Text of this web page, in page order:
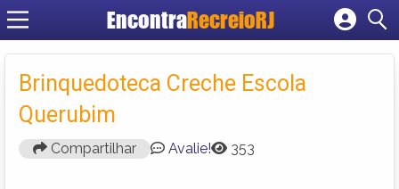
EncontraRecreioRJ
Cadastrar empresa
Criar conta
Brinquedoteca Creche Escola
Querubim
Compartilhar Avalie! 353